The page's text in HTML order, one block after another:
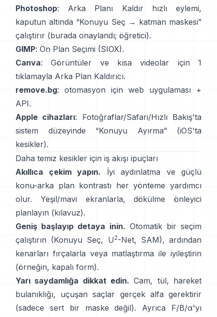
Photoshop: Arka Planı Kaldırhızlı eylemi,
kaputun altında “Konuyu Seç → katman maskesi”
çalıştırır (burada onaylandı; öğretici).
GIMP: Ön Plan Seçimi (SIOX).
Canva: Görüntüler ve kısa videolar için 1
tıklamayla Arka Plan Kaldırıcı.
remove.bg: otomasyon için web uygulaması +
API.
Apple cihazları: Fotoğraflar/Safari/Hızlı Bakış'ta
sistem düzeyinde “Konuyu Ayırma” (iOS'ta
kesikler).
Daha temiz kesikler için iş akışı ipuçları
Akıllıca çekim yapın. İyi aydınlatma ve güçlü
konu-arka plan kontrastı her yönteme yardımcı
olur. Yeşil/mavi ekranlarla,
dökülme önleyici
planlayın (kılavuz).
Geniş başlayıp detaya inin. Otomatik bir seçim
çalıştırın (Konuyu Seç, U 2-Net, SAM), ardından
kenarları fırçalarla veya matlaştırma ile iyileştirin
(örneğin, kapalı form).
Yarı saydamlığa dikkat edin. Cam, tül, hareket
bulanıklığı, uçuşan saçlar gerçek alfa gerektirir
(sadece sert bir maske değil). Ayrıca
F/B/α'yı